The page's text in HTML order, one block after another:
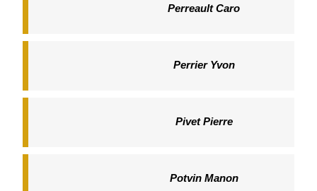
Perreault Caro
Perrier Yvon
Pivet Pierre
Potvin Manon